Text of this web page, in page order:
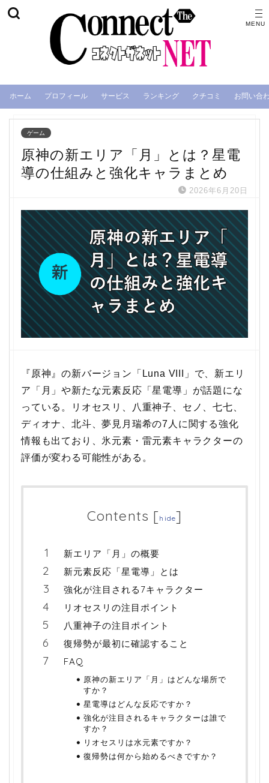
ホーム プロフィール サービス ランキング クチコミ お問い合
ゲーム
原神の新エリア「月」とは？星電
導の仕組みと強化キャラまとめ
2026年6月20日
『原神』の新バージョン「Luna VIII」で、新エリ
ア「月」や新たな元素反応「星電導」が話題にな
っている。リオセスリ、八重神子、セノ、七七、
ディオナ、北斗、夢見月瑞希の7人に関する強化
情報も出ており、氷元素・雷元素キャラクターの
評価が変わる可能性がある。
Contents [hide]
新エリア「月」の概要
新元素反応「星電導」とは
強化が注目される7キャラクター
リオセスリの注目ポイント
八重神子の注目ポイント
復帰勢が最初に確認すること
FAQ
原神の新エリア「月」はどんな場所で
すか？
星電導はどんな反応ですか？
強化が注目されるキャラクターは誰で
すか？
リオセスリは水元素ですか？
復帰勢は何から始めるべきですか？